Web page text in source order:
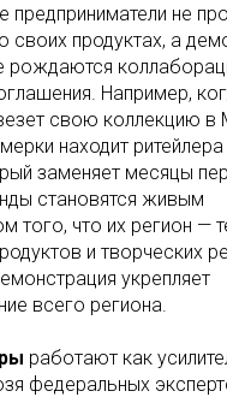
предприниматели не
своих продуктах, а
рождаются
Например,
свою коллекцию в
находит
заменяет месяцы
становятся живым
того, что их регион —
и творческих
укрепляет
всего региона.
работают как
федеральных